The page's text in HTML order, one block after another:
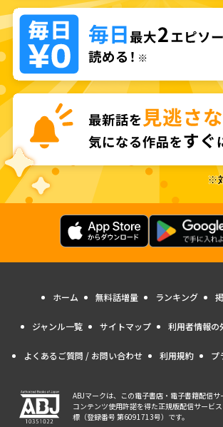
ホーム 無料話増量 ランキング
ジャンル一覧 サイトマップ 利用者情報の
よくあるご質問 / お問い合わせ 利用規約 プ
ABJマークは、この電子書店・電子書籍配信
コンテンツ使用許諾を得た正規版配信サービ
標（登録番号 第6091713号）です。